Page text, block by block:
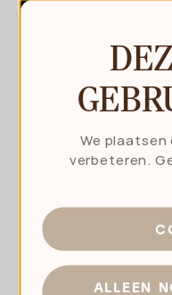
We plaatsen
verbeteren.
ALLEEN